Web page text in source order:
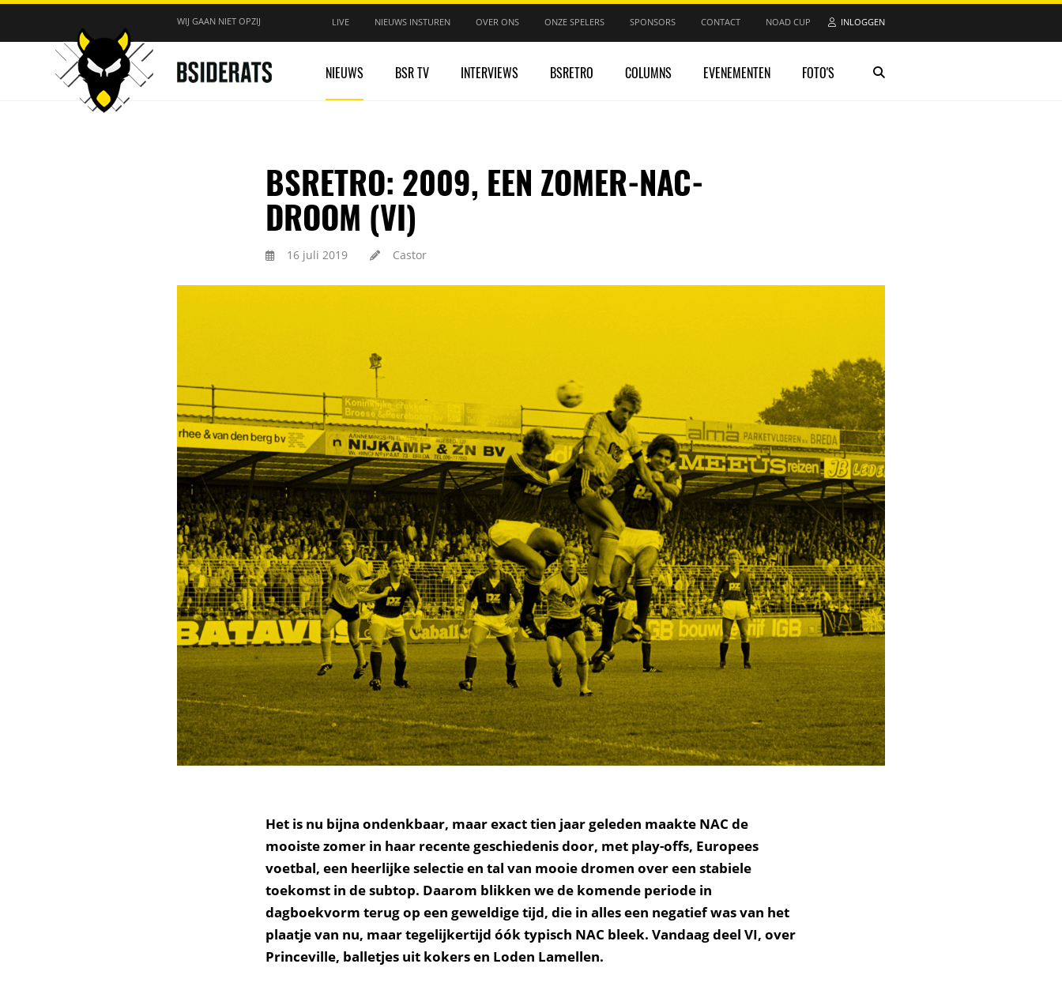
WIJ GAAN NIET OPZIJ LIVE NIEUWS INSTUREN OVER ONS ONZE SPELERS SPONSORS CONTACT NOAD CUP INLOGGEN
NIEUWS BSR TV INTERVIEWS BSRETRO COLUMNS EVENEMENTEN FOTO'S
BSRETRO: 2009, EEN ZOMER-NAC-
DROOM (VI)
16 juli 2019 Castor
Het is nu bijna ondenkbaar, maar exact tien jaar geleden maakte NAC de
mooiste zomer in haar recente geschiedenis door, met play-offs, Europees
voetbal, een heerlijke selectie en tal van mooie dromen over een stabiele
toekomst in de subtop. Daarom blikken we de komende periode in
dagboekvorm terug op een geweldige tijd, die in alles een negatief was van het
plaatje van nu, maar tegelijkertijd óók typisch NAC bleek. Vandaag deel VI, over
Princeville, balletjes uit kokers en Loden Lamellen.